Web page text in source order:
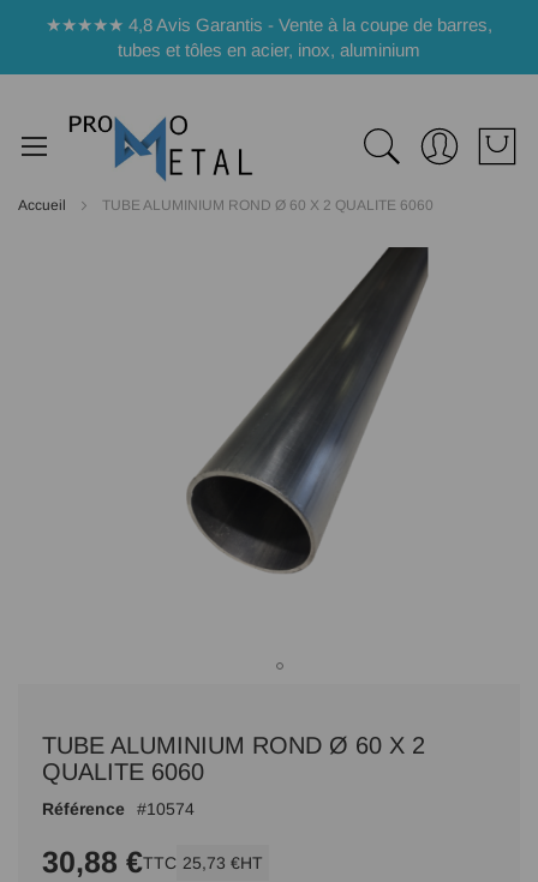
★★★★★ 4,8 Avis Garantis - Vente à la coupe de barres,
tubes et tôles en acier, inox, aluminium
Accueil TUBE ALUMINIUM ROND Ø 60 X 2 QUALITE 6060
début
Galerie
TUBE ALUMINIUM ROND Ø 60 X 2
QUALITE 6060
Référence 10574
30,88 €TTC 25,73 €HT